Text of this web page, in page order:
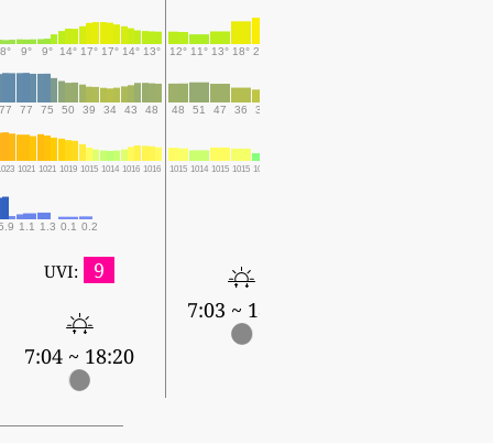
8° 9° 9° 14° 17° 17° 14° 13° 12° 11° 13° 18° 20°
77 77 75 50 39 34 43 48 48 51 47 36 31
1021 1021 1019 1015 1014 1016 1016 1015 1014 1015 1015 1013
1.1 1.3 0.1 0.2
UVI: 9
7:04 ~ 18:20
7:03 ~ 18:20